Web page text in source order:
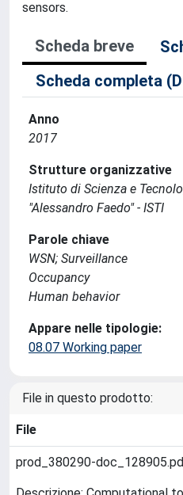
sensors.
Scheda breve
Scheda completa
Anno
2017
Strutture organizzative
Istituto di Scienza e
"Alessandro Faedo" - ISTI
Parole chiave
WSN; Surveillance
Occupancy
Human behavior
Appare nelle tipologie:
08.07 Working paper
File in questo prodotto:
File
prod_380290-